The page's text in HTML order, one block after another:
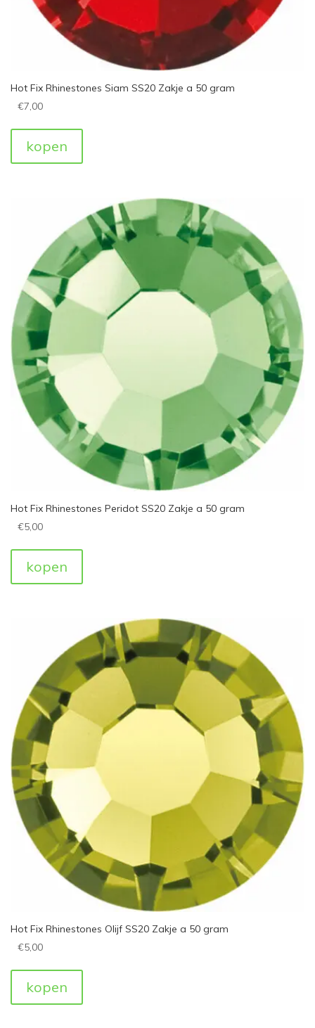
Hot Fix Rhinestones Siam SS20 Zakje a 50 gram
€7,00
kopen
Hot Fix Rhinestones Peridot SS20 Zakje a 50 gram
€5,00
kopen
Hot Fix Rhinestones Olijf SS20 Zakje a 50 gram
€5,00
kopen